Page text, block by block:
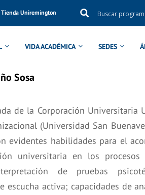
Tienda Uniremington
VIDA ACADÉMICA SEDES
Sosa
de la Corporación Universitaria
(Universidad San
evidentes habilidades para el
universitaria en los
de pruebas
escucha activa; capacidades de